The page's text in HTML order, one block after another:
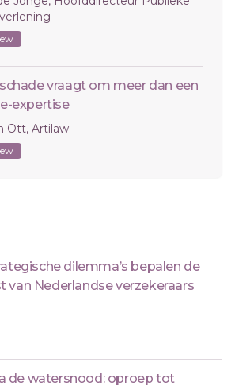
vraagt om meer dan een
expertise
Ott, Artilaw
dilemma’s bepalen de
van Nederlandse verzekeraars
de watersnood: oproep tot